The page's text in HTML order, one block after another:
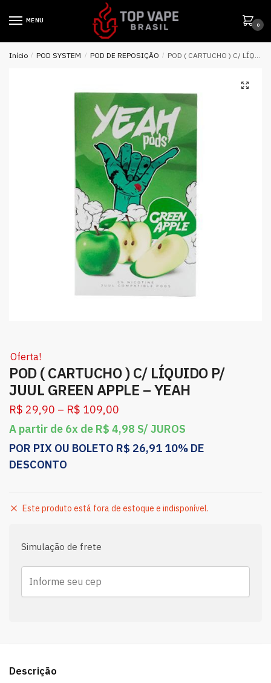
MENU
0
Início / POD SYSTEM / POD DE REPOSIÇÃO / POD ( CARTUCHO ) C/ LÍQUIDO P/ JUUL GREEN APPLE – YEAH
Oferta!
POD ( CARTUCHO ) C/ LÍQUIDO P/
JUUL GREEN APPLE – YEAH
R$ 29,90 – R$ 109,00
A partir de 6x de R$ 4,98 S/ JUROS
POR PIX OU BOLETO R$ 26,91 10% DE
DESCONTO
Este produto está fora de estoque e indisponível.
Simulação de frete
Descrição